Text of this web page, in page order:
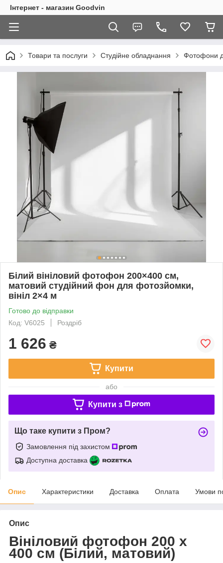
Інтернет - магазин Goodvin
Товари та послуги Студійне обладнання Фотофони
Білий вініловий фотофон 200×400 см,
матовий студійний фон для фотозйомки,
вініл 2×4 м
Готово до відправки
Код: V6025
Роздріб
1 626 ₴
Купити
або
Купити з
Що таке купити з Пром?
Замовлення під захистом
Доступна доставка
Опис Характеристики Доставка Оплата Умови
Опис
Вініловий фотофон 200 х
400 см (Білий, матовий)